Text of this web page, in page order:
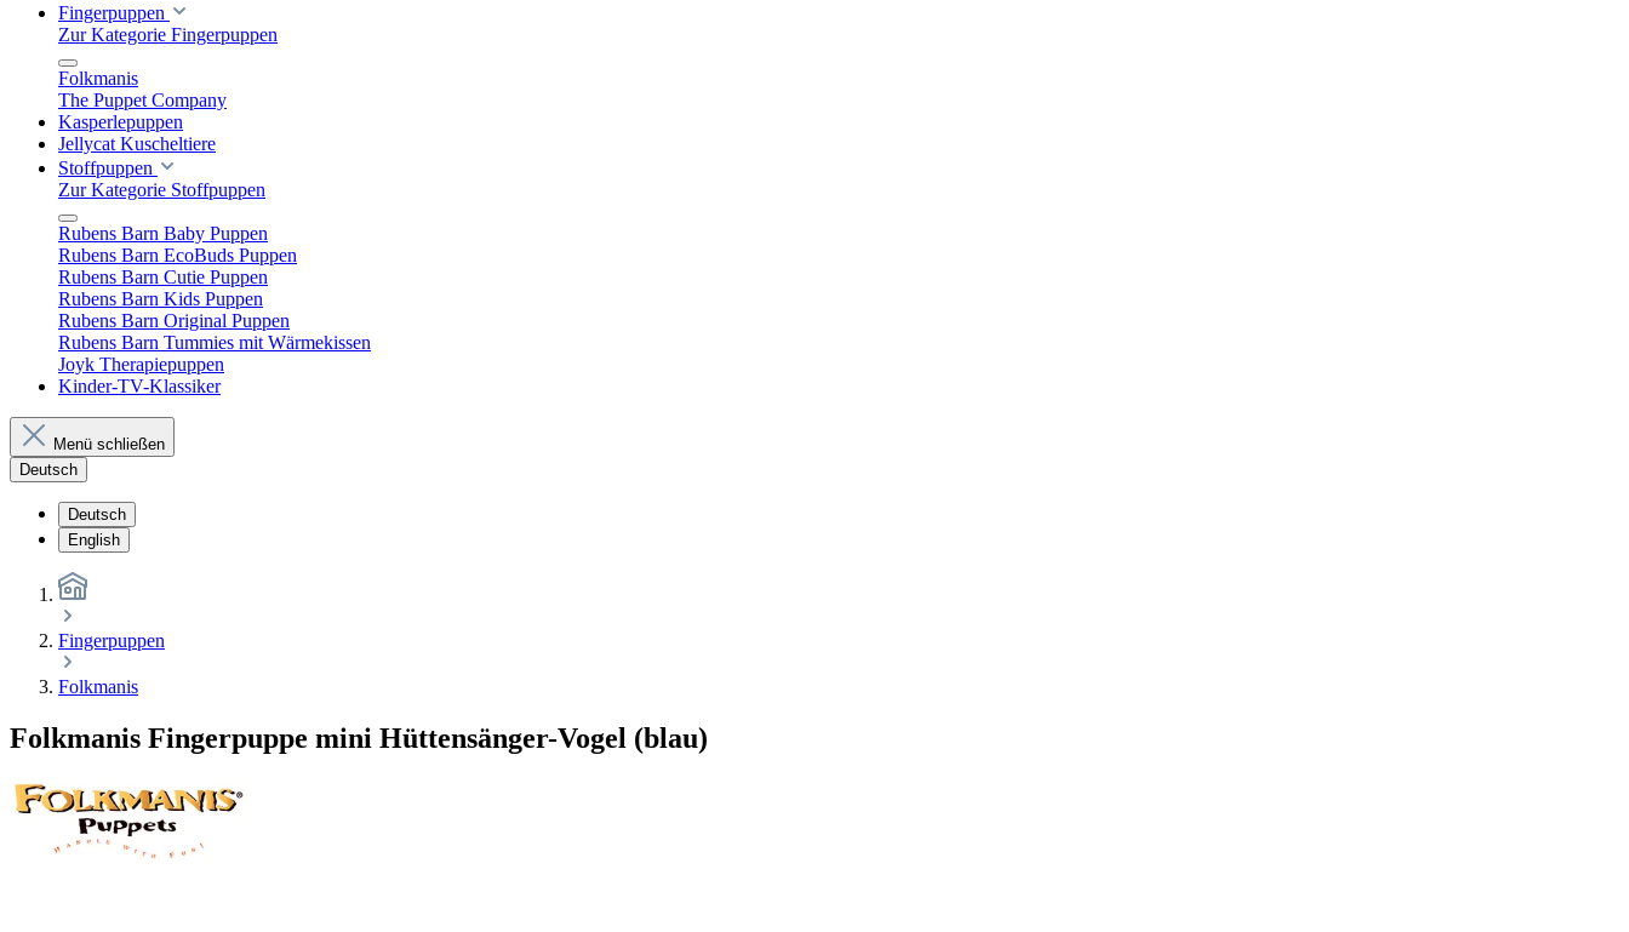
Fingerpuppen
Zur Kategorie Fingerpuppen
Folkmanis
The Puppet Company
Kasperlepuppen
Jellycat Kuscheltiere
Stoffpuppen
Zur Kategorie Stoffpuppen
Rubens Barn Baby Puppen
Rubens Barn EcoBuds Puppen
Rubens Barn Cutie Puppen
Rubens Barn Kids Puppen
Rubens Barn Original Puppen
Rubens Barn Tummies mit Wärmekissen
Joyk Therapiepuppen
Kinder-TV-Klassiker
Menü schließen
Deutsch
Deutsch
English
Fingerpuppen
Folkmanis
Folkmanis Fingerpuppe mini Hüttensänger-Vogel (blau)